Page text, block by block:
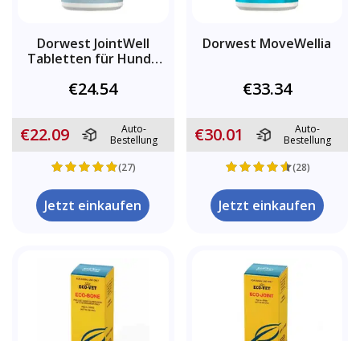
Dorwest JointWell
Tabletten für Hunde
€24.54
€22.09
Auto-
Bestellung
(27)
Jetzt einkaufen
Dorwest MoveWellia
€33.34
€30.01
Auto-
Bestellung
(28)
Jetzt einkaufen